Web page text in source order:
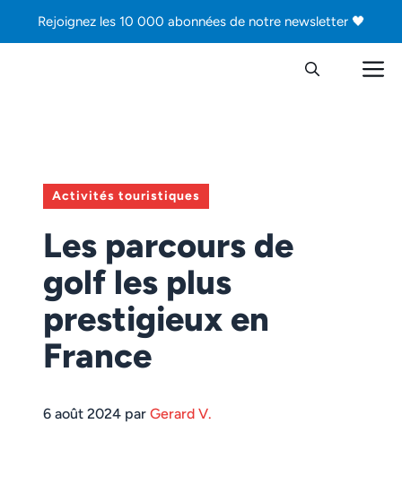
Rejoignez les 10 000 abonnées de notre newsletter 🖤
Activités touristiques
Les parcours de
golf les plus
prestigieux en
France
6 août 2024 par Gerard V.